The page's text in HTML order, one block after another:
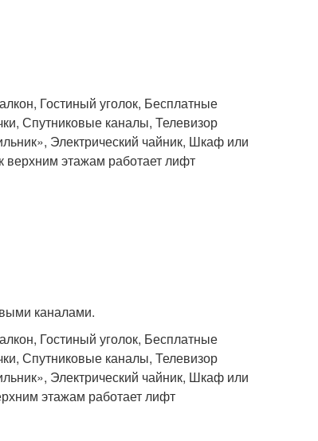
Гостиный уголок, Бесплатные
Спутниковые каналы, Телевизор
Электрический чайник, Шкаф или
верхним этажам работает лифт
каналами.
Гостиный уголок, Бесплатные
Спутниковые каналы, Телевизор
Электрический чайник, Шкаф или
этажам работает лифт